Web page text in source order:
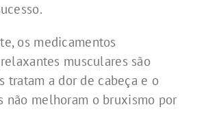
os medicamentos
musculares são
tratam a dor de cabeça e o
não melhoram o bruxismo por